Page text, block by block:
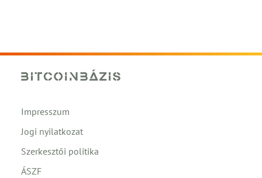
Impresszum
Jogi nyilatkozat
Szerkesztői politika
ÁSZF